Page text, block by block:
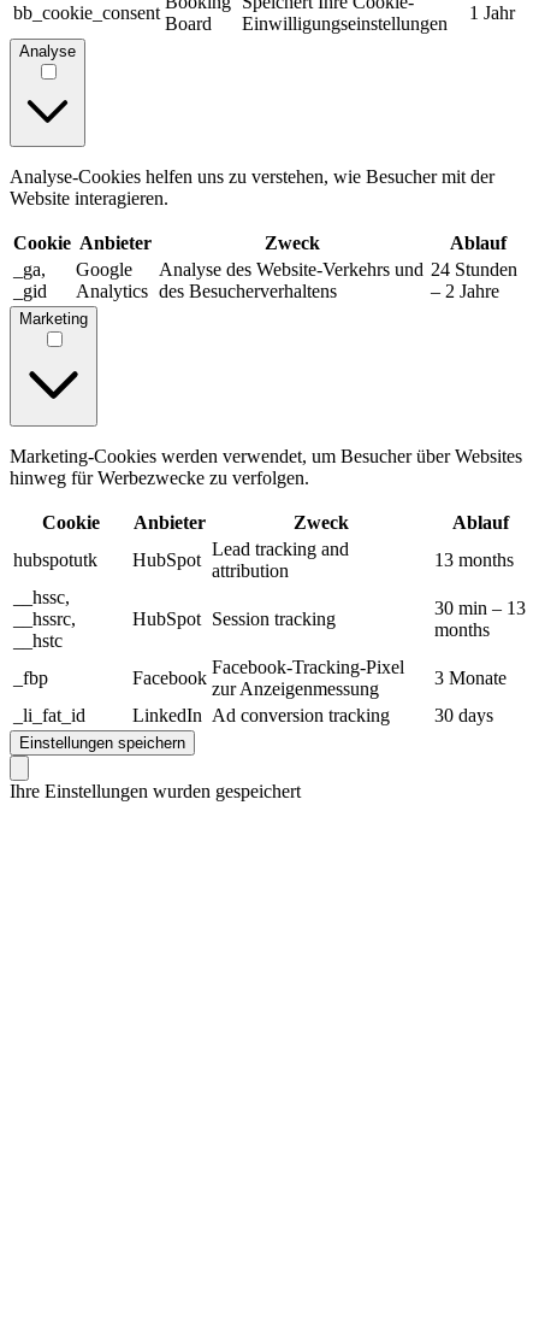
bb_cookie_consent
Board
Einwilligungseinstellungen
1 Jahr
Analyse
Analyse-Cookies helfen uns zu verstehen, wie Besucher mit der
Website interagieren.
Cookie Anbieter Zweck
Ablauf
_ga,
_gid
Google
Analytics
Analyse des Website-Verkehrs und
des Besucherverhaltens
24 Stunden
– 2 Jahre
Marketing
Marketing-Cookies werden verwendet, um Besucher über Websites
hinweg für Werbezwecke zu verfolgen.
Cookie Anbieter Zweck
Ablauf
hubspotutk
HubSpot
Lead tracking and
attribution
13 months
__hssc,
__hssrc,
__hstc
HubSpot Session tracking
30 min – 13
months
_fbp Facebook
Facebook-Tracking-Pixel
zur Anzeigenmessung
3 Monate
_li_fat_id
LinkedIn Ad conversion tracking 30 days
Einstellungen speichern
Ihre Einstellungen wurden gespeichert